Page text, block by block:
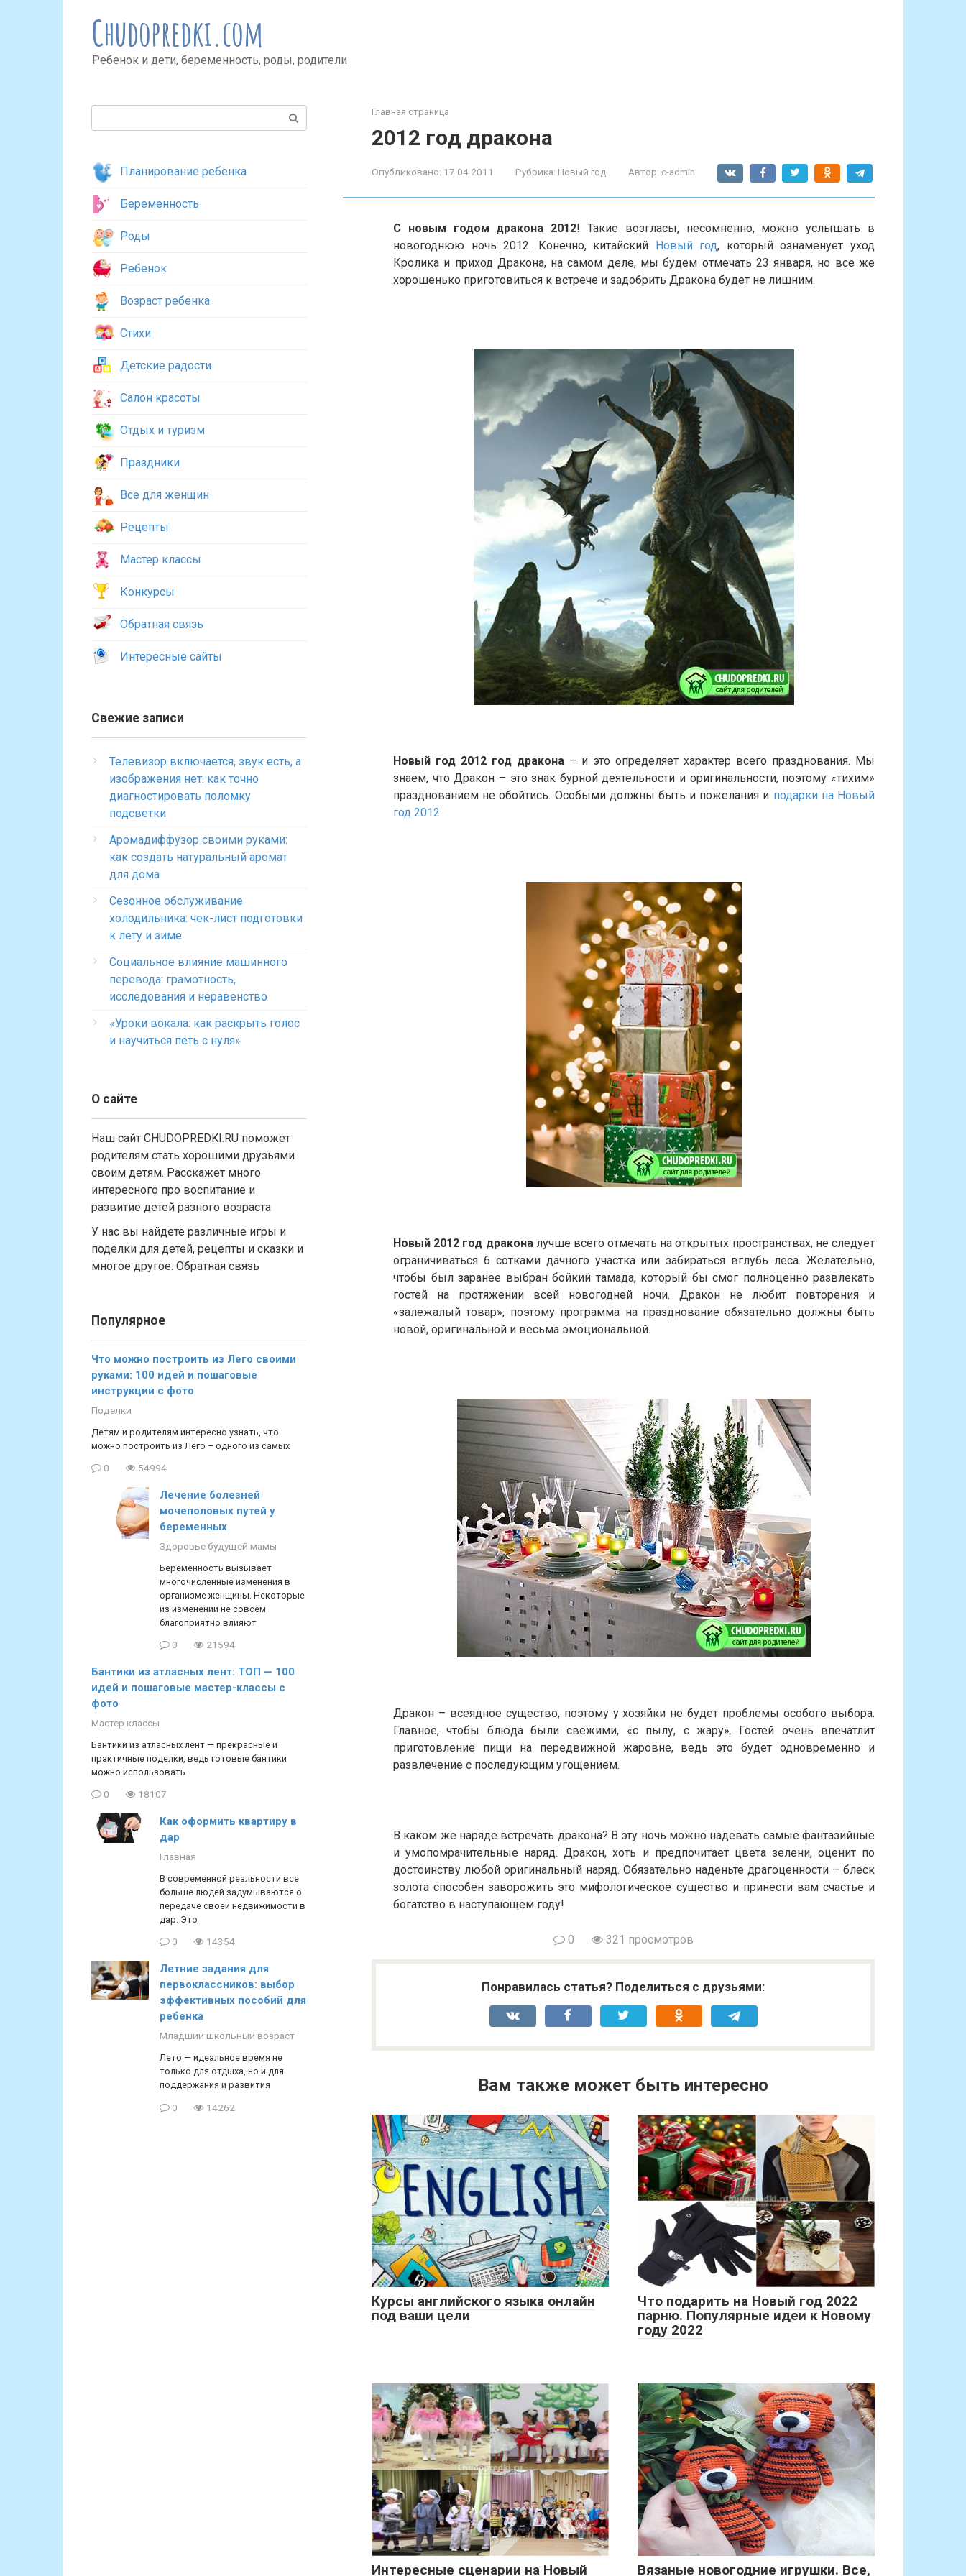
Chudopredki.com
Ребенок и дети, беременность, роды, родители
Главная страница
2012 год дракона
Опубликовано: 17.04.2011 Рубрика: Новый год Автор: c-admin
С новым годом дракона 2012! Такие возгласы, несомненно, можно услышать в
новогоднюю ночь 2012. Конечно, китайский Новый год, который ознаменует уход
Кролика и приход Дракона, на самом деле, мы будем отмечать 23 января, но все же
хорошенько приготовиться к встрече и задобрить Дракона будет не лишним.
Новый год 2012 год дракона – и это определяет характер всего празднования. Мы
знаем, что Дракон – это знак бурной деятельности и оригинальности, поэтому «тихим»
празднованием не обойтись. Особыми должны быть и пожелания и подарки на Новый
год 2012.
Новый 2012 год драконалучше всего отмечать на открытых пространствах, не следует
ограничиваться 6 сотками дачного участка или забираться вглубь леса. Желательно,
чтобы был заранее выбран бойкий тамада, который бы смог полноценно развлекать
гостей на протяжении всей новогодней ночи. Дракон не любит повторения и
«залежалый товар», поэтому программа на празднование обязательно должны быть
новой, оригинальной и весьма эмоциональной.
Дракон – всеядное существо, поэтому у хозяйки не будет проблемы особого выбора.
Главное, чтобы блюда были свежими, «с пылу, с жару». Гостей очень впечатлит
приготовление пищи на передвижной жаровне, ведь это будет одновременно и
развлечение с последующим угощением.
В каком же наряде встречать дракона? В эту ночь можно надевать самые фантазийные
и умопомрачительные наряд. Дракон, хоть и предпочитает цвета зелени, оценит по
достоинству любой оригинальный наряд. Обязательно наденьте драгоценности – блеск
золота способен заворожить это мифологическое существо и принести вам счастье и
богатство в наступающем году!
0 321 просмотров
Понравилась статья? Поделиться с друзьями:
Вам также может быть интересно
Курсы английского языка онлайн
под ваши цели
Что подарить на Новый год 2022
парню. Популярные идеи к Новому
году 2022
Интересные сценарии на Новый Вязаные новогодние игрушки. Все,
Планирование ребенка
Беременность
Роды
Ребенок
Возраст ребенка
Стихи
Детские радости
Салон красоты
Отдых и туризм
Праздники
Все для женщин
Рецепты
Мастер классы
Конкурсы
Обратная связь
Интересные сайты
Свежие записи
Телевизор включается, звук есть, а
изображения нет: как точно
диагностировать поломку
подсветки
Аромадиффузор своими руками:
как создать натуральный аромат
для дома
Сезонное обслуживание
холодильника: чек-лист подготовки
к лету и зиме
Социальное влияние машинного
перевода: грамотность,
исследования и неравенство
«Уроки вокала: как раскрыть голос
и научиться петь с нуля»
О сайте
Наш сайт CHUDOPREDKI.RU поможет
родителям стать хорошими друзьями
своим детям. Расскажет много
интересного про воспитание и
развитие детей разного возраста
У нас вы найдете различные игры и
поделки для детей, рецепты и сказки и
многое другое. Обратная связь
Популярное
Что можно построить из Лего своими
руками: 100 идей и пошаговые
инструкции с фото
Поделки
Детям и родителям интересно узнать, что
можно построить из Лего – одного из самых
0 54994
Лечение болезней
мочеполовых путей у
беременных
Здоровье будущей мамы
Беременность вызывает
многочисленные изменения в
организме женщины. Некоторые
из изменений не совсем
благоприятно влияют
0 21594
Бантики из атласных лент: ТОП — 100
идей и пошаговые мастер-классы с
фото
Мастер классы
Бантики из атласных лент — прекрасные и
практичные поделки, ведь готовые бантики
можно использовать
0 18107
Как оформить квартиру в
дар
Главная
В современной реальности все
больше людей задумываются о
передаче своей недвижимости в
дар. Это
0 14354
Летние задания для
первоклассников: выбор
эффективных пособий для
ребенка
Младший школьный возраст
Лето — идеальное время не
только для отдыха, но и для
поддержания и развития
0 14262